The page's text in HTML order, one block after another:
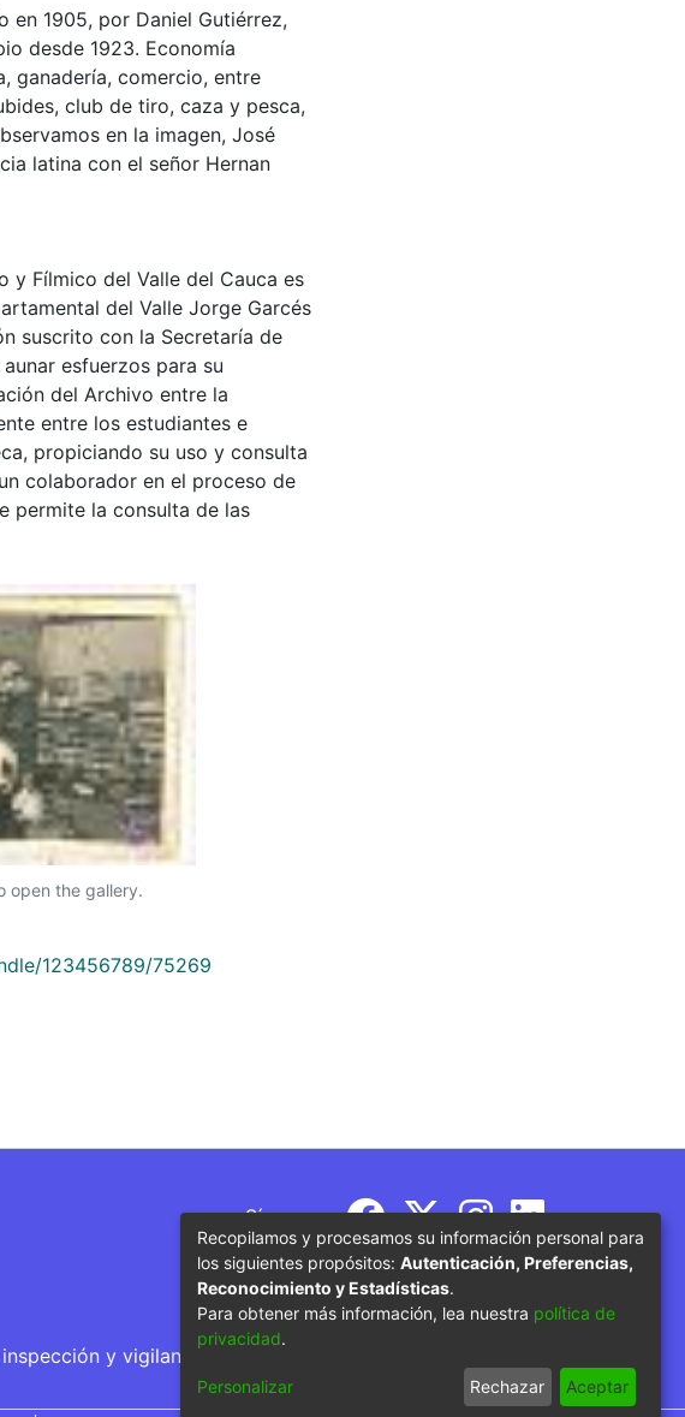
en 1905, por Daniel Gutiérrez,
desde 1923. Economía
ganadería, comercio, entre
club de tiro, caza y pesca,
en la imagen, José
latina con el señor Hernan
y Fílmico del Valle del Cauca es
del Valle Jorge Garcés
suscrito con la Secretaría de
esfuerzos para su
del Archivo entre la
entre los estudiantes e
propiciando su uso y consulta
colaborador en el proceso de
permite la consulta de las
open the gallery.
123456789/75269
Síguenos
y vigilancia por parte del Ministerio de Educación
Recopilamos y procesamos su información personal para
los siguientes propósitos: Autenticación, Preferencias,
Reconocimiento y Estadísticas.
Para obtener más información, lea nuestra política de
privacidad.
Personalizar Rechazar Aceptar